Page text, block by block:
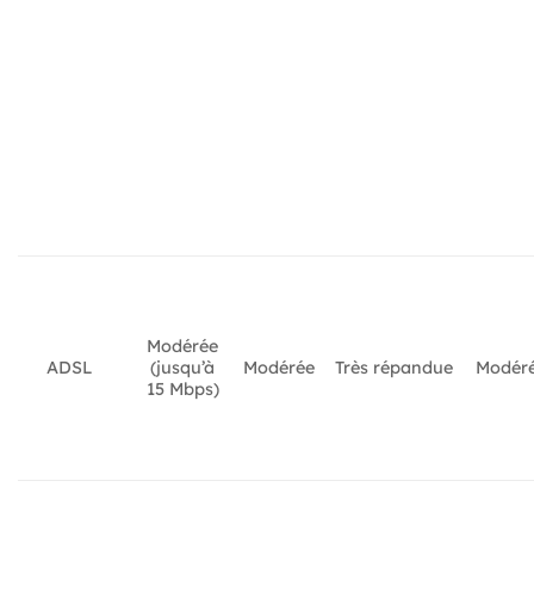
ADSL
Modérée
(jusqu’à
15 Mbps)
Modérée Très répandue